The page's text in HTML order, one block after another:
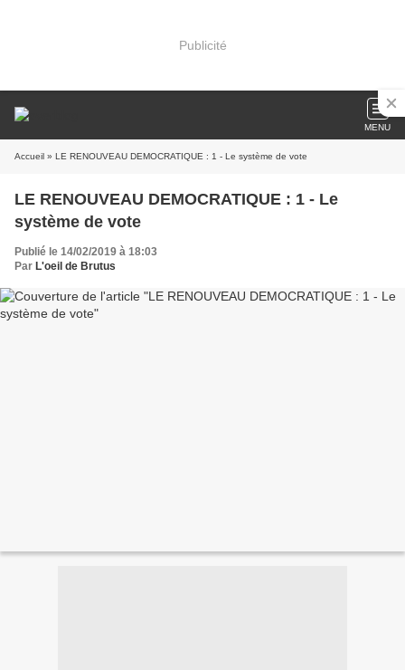
Publicité
MENU
Accueil » LE RENOUVEAU DEMOCRATIQUE : 1 - Le système de vote
LE RENOUVEAU DEMOCRATIQUE : 1 - Le
système de vote
Publié le 14/02/2019 à 18:03
Par L'oeil de Brutus